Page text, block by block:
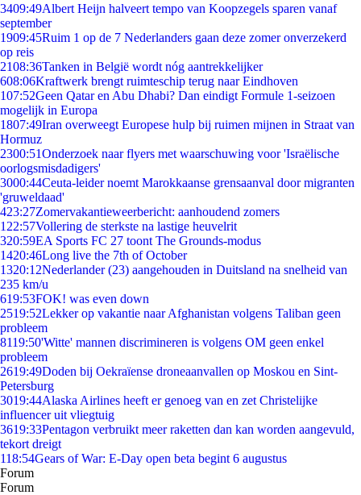
3409:49Albert Heijn halveert tempo van Koopzegels sparen vanaf
september
1909:45Ruim 1 op de 7 Nederlanders gaan deze zomer onverzekerd
op reis
2108:36Tanken in België wordt nóg aantrekkelijker
608:06Kraftwerk brengt ruimteschip terug naar Eindhoven
107:52Geen Qatar en Abu Dhabi? Dan eindigt Formule 1-seizoen
mogelijk in Europa
1807:49Iran overweegt Europese hulp bij ruimen mijnen in Straat van
Hormuz
2300:51Onderzoek naar flyers met waarschuwing voor 'Israëlische
oorlogsmisdadigers'
3000:44Ceuta-leider noemt Marokkaanse grensaanval door migranten
'gruweldaad'
423:27Zomervakantieweerbericht: aanhoudend zomers
1 22:57Vollering de sterkste na lastige heuvelrit
320:59EA Sports FC 27 toont The Grounds-modus
1420:46Long live the 7th of October
1320:12Nederlander (23) aangehouden in Duitsland na snelheid van
235 km/u
619:53FOK! was even down
2519:52Lekker op vakantie naar Afghanistan volgens Taliban geen
probleem
8119:50'Witte' mannen discrimineren is volgens OM geen enkel
probleem
2619:49Doden bij Oekraïense droneaanvallen op Moskou en Sint-
Petersburg
3019:44Alaska Airlines heeft er genoeg van en zet Christelijke
influencer uit vliegtuig
3619:33Pentagon verbruikt meer raketten dan kan worden aangevuld,
tekort dreigt
118:54Gears of War: E-Day open beta begint 6 augustus
Forum
Forum